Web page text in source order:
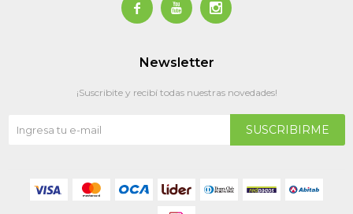
  
Newsletter
¡Suscribite y recibí todas nuestras novedades!
SUSCRIBIRME